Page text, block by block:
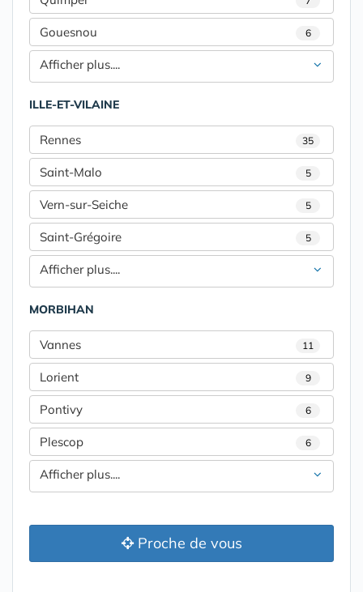
Gouesnou 6
Afficher plus....
ILLE-ET-VILAINE
Rennes 35
Saint-Malo 5
Vern-sur-Seiche 5
Saint-Grégoire 5
Afficher plus....
MORBIHAN
Vannes 11
Lorient 9
Pontivy 6
Plescop 6
Afficher plus....
Proche de vous